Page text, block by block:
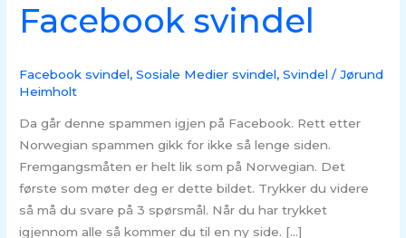
Facebook svindel
Facebook svindel,Sosiale Medier svindel,Svindel /Jørund
Heimholt
Da går denne spammen igjen på Facebook. Rett etter
Norwegian spammen gikk for ikke så lenge siden.
Fremgangsmåten er helt lik som på Norwegian. Det
første som møter deg er dette bildet. Trykker du videre
så må du svare på 3 spørsmål. Når du har trykket
igjennom alle så kommer du til en ny side. […]